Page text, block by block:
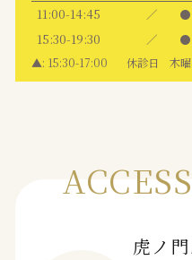
11:00-14:45
／ ●
15:30-19:30 ／ ●
▲: 15:30-17:00 休診日 木曜
ACCESS
虎ノ